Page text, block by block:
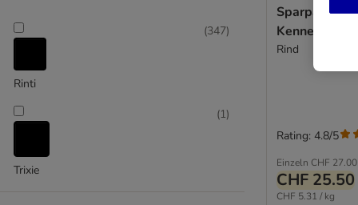
Barking Heads
Belcando
Briantos
Brit
Rinti
(347)
Trixie
(1)
Sparpaket
Rind
Einzeln CHF 27.00
CHF 25.50
CHF 5.31 / kg
Rating: 4.8/5